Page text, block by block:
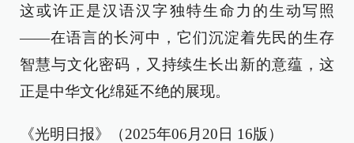
这或许正是汉语汉字独特生命力的生动写照
——在语言的长河中，它们沉淀着先民的生存
智慧与文化密码，又持续生长出新的意蕴，这
正是中华文化绵延不绝的展现。
《光明日报》（2025年06月20日 16版）